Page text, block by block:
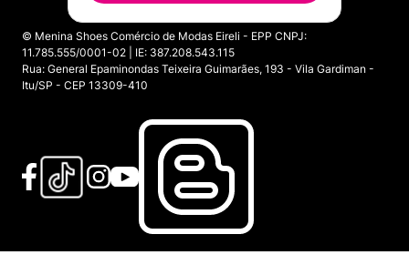
© Menina Shoes Comércio de Modas Eireli - EPP CNPJ:
11.785.555/0001-02 | IE: 387.208.543.115
Rua: General Epaminondas Teixeira Guimarães, 193 - Vila Gardiman -
Itu/SP - CEP 13309-410